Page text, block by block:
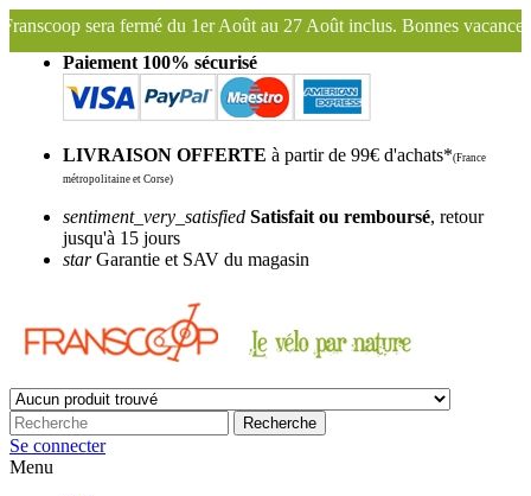
au 27 Août inclus. Bonnes vacances !
Franscoop, le plus
Paiement 100% sécurisé
LIVRAISON OFFERTE à partir de 99€ d'achats*(France
métropolitaine et Corse)
sentiment_very_satisfied Satisfait ou remboursé, retour
jusqu'à 15 jours
starGarantie et SAV du magasin
Recherche
Se connecter
Menu